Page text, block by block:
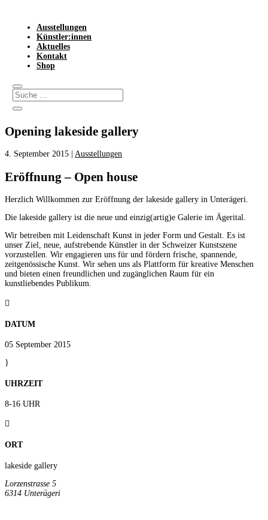
Ausstellungen
Künstler:innen
Aktuelles
Kontakt
Shop
Opening lakeside gallery
4. September 2015 Ausstellungen
Eröffnung – Open house
Herzlich Willkommen zur Eröffnung der lakeside gallery in Unterägeri.
Die lakeside gallery ist die neue und einzig(artig)e Galerie im Ägerital.
Wir betreiben mit Leidenschaft Kunst in jeder Form und Gestalt. Es ist
unser Ziel, neue, aufstrebende Künstler in der Schweizer Kunstszene
vorzustellen. Wir engagieren uns für und fördern frische, spannende,
zeitgenössische Kunst. Wir sehen uns als Plattform für kreative Menschen
und bieten einen freundlichen und zugänglichen Raum für ein
kunstliebendes Publikum.

DATUM
05 September 2015
}
UHRZEIT
8-16 UHR

ORT
lakeside gallery
Lorzenstrasse 5
6314 Unterägeri